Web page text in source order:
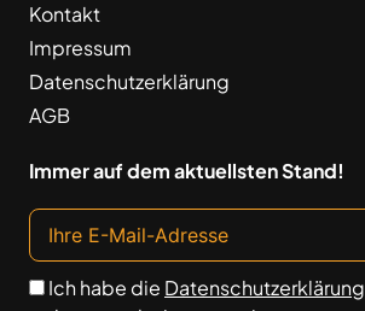
Kontakt
Impressum
Datenschutzerklärung
AGB
Immer auf dem aktuellsten Stand!
Ich habe die Datenschutzerklärung